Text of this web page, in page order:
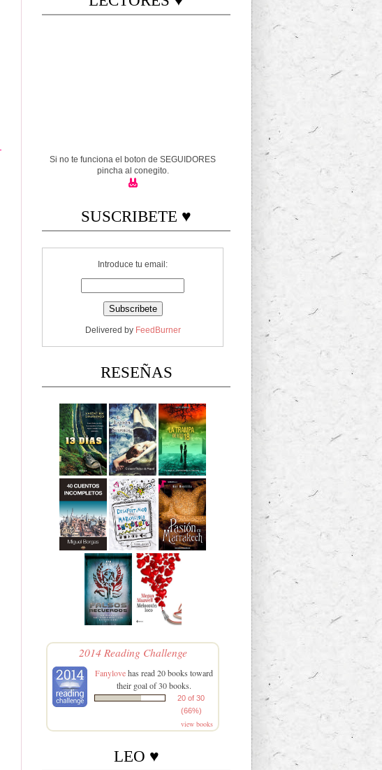
Si no te funciona el boton de SEGUIDORES
pincha al conegito.
SUSCRIBETE ♥
Introduce tu email:
Delivered by FeedBurner
RESEÑAS
2014 Reading Challenge
Fanylovehas read 20 books toward
their goal of 30 books.
20 of 30
(66%)
view books
LEO ♥